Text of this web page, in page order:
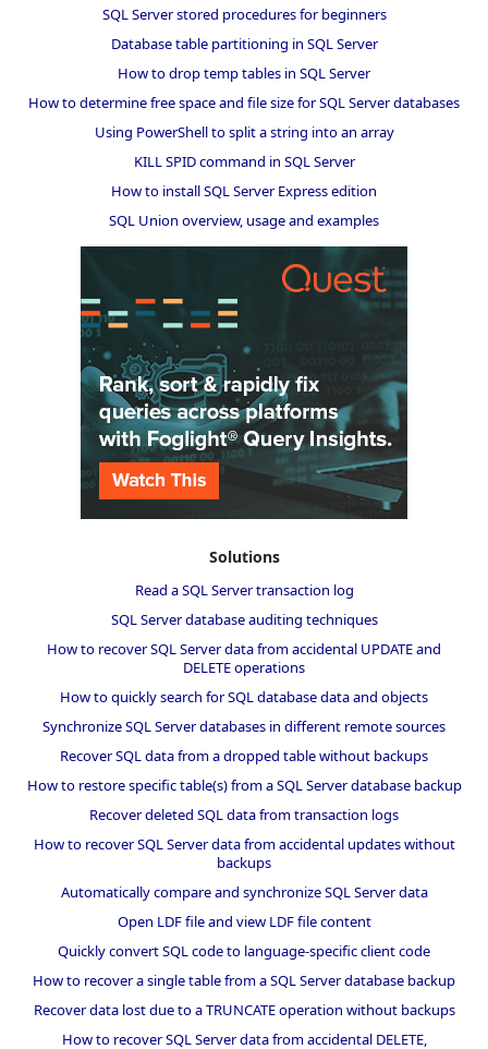
SQL Server stored procedures for beginners
Database table partitioning in SQL Server
How to drop temp tables in SQL Server
How to determine free space and file size for SQL Server databases
Using PowerShell to split a string into an array
KILL SPID command in SQL Server
How to install SQL Server Express edition
SQL Union overview, usage and examples
Solutions
Read a SQL Server transaction log
SQL Server database auditing techniques
How to recover SQL Server data from accidental UPDATE and
DELETE operations
How to quickly search for SQL database data and objects
Synchronize SQL Server databases in different remote sources
Recover SQL data from a dropped table without backups
How to restore specific table(s) from a SQL Server database backup
Recover deleted SQL data from transaction logs
How to recover SQL Server data from accidental updates without
backups
Automatically compare and synchronize SQL Server data
Open LDF file and view LDF file content
Quickly convert SQL code to language-specific client code
How to recover a single table from a SQL Server database backup
Recover data lost due to a TRUNCATE operation without backups
How to recover SQL Server data from accidental DELETE,